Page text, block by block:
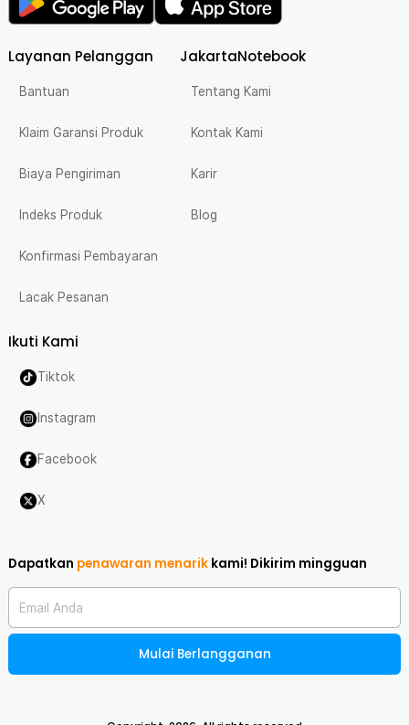
Layanan Pelanggan
Bantuan
Klaim Garansi Produk
Biaya Pengiriman
Indeks Produk
Konfirmasi Pembayaran
Lacak Pesanan
JakartaNotebook
Tentang Kami
Kontak Kami
Karir
Blog
Ikuti Kami
Tiktok
Instagram
Facebook
X
Dapatkan penawaran menarik kami! Dikirim mingguan
Email Anda
Mulai Berlangganan